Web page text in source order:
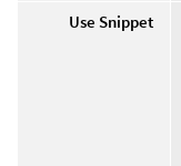
Use Snippet